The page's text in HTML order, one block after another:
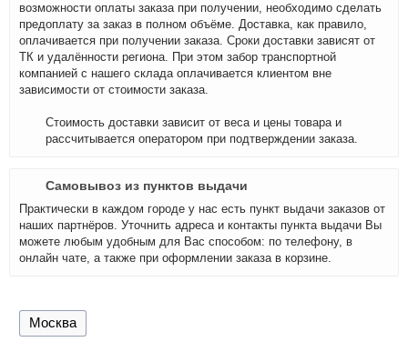
возможности оплаты заказа при получении, необходимо сделать
предоплату за заказ в полном объёме. Доставка, как правило,
оплачивается при получении заказа. Сроки доставки зависят от
ТК и удалённости региона. При этом забор транспортной
компанией с нашего склада оплачивается клиентом вне
зависимости от стоимости заказа.
Стоимость доставки зависит от веса и цены товара и
рассчитывается оператором при подтверждении заказа.
Самовывоз из пунктов выдачи
Практически в каждом городе у нас есть пункт выдачи заказов от
наших партнёров. Уточнить адреса и контакты пункта выдачи Вы
можете любым удобным для Вас способом: по телефону, в
онлайн чате, а также при оформлении заказа в корзине.
Москва